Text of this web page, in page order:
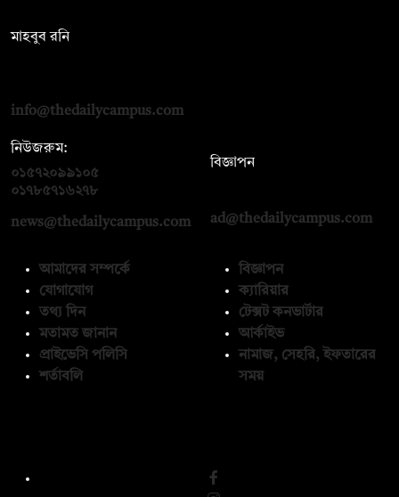
মাহবুব রনি
info@thedailycampus.com
নিউজরুম:
০১৫৭২০৯৯১০৫
০১৭৮৫৭১৬২৭৮
news@thedailycampus.com
বিজ্ঞাপন
ad@thedailycampus.com
আমাদের সম্পর্কে
যোগাযোগ
তথ্য দিন
মতামত জানান
প্রাইভেসি পলিসি
শর্তাবলি
বিজ্ঞাপন
ক্যারিয়ার
টেক্সট কনভার্টার
আর্কাইভ
নামাজ, সেহরি, ইফতারের
সময়